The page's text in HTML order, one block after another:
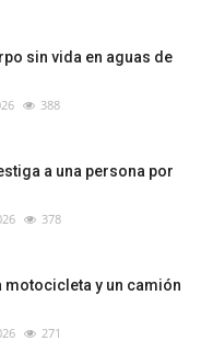
sin vida en aguas de
388
a una persona por
378
motocicleta y un camión
271